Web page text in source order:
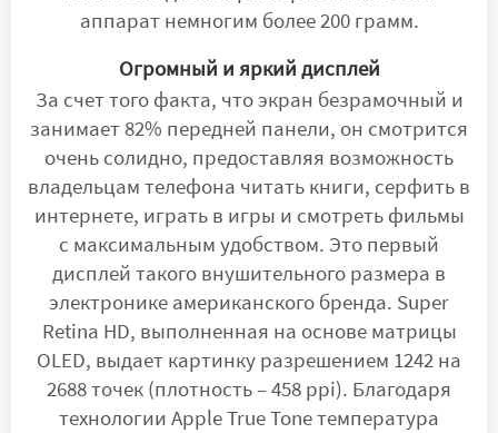
аппарат немногим более 200 грамм.
Огромный и яркий дисплей
За счет того факта, что экран безрамочный и
занимает 82% передней панели, он смотрится
очень солидно, предоставляя возможность
владельцам телефона читать книги, серфить в
интернете, играть в игры и смотреть фильмы
с максимальным удобством. Это первый
дисплей такого внушительного размера в
электронике американского бренда. Super
Retina HD, выполненная на основе матрицы
OLED, выдает картинку разрешением 1242 на
2688 точек (плотность – 458 ppi). Благодаря
технологии Apple True Tone температура